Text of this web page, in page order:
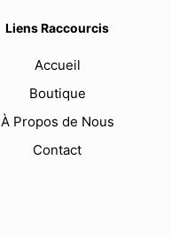
Liens Raccourcis
Accueil
Boutique
À Propos de Nous
Contact